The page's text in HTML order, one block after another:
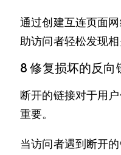
通过创建互连页面
助访问者轻松发现相
8 修复损坏的反向
断开的链接对于用
重要。
当访问者遇到断开